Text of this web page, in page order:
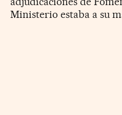
Ministerio estaba a su